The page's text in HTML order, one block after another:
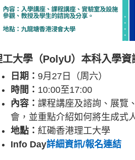
工大學（PolyU）本科入學
日期： 9月27日（周六）
時間： 10:00至17:00
內容： 課程講座及諮詢、展覽
會，並重點介紹如何將生成式
地點： 紅磡香港理工大學
Info Day詳細資訊/報名連結